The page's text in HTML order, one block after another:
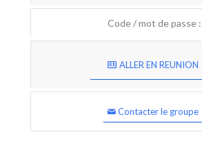
Code / mot de passe :
ALLER EN REUNION
Contacter le groupe